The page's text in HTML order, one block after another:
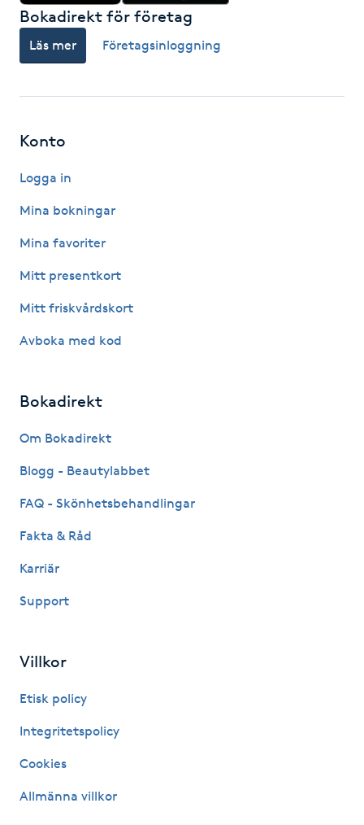
HIFU
Hollywood Peel
Hot yoga
Huduppstramning
Hudvård
Hyaluronsyra
Hårborttagning
Hårförlängning
Hårvård
Hälsa
Hälsprickor
Idrottsmassage
Bokadirekt för företag
Läs mer Företagsinloggning
Konto
Logga in
Mina bokningar
Mina favoriter
Mitt presentkort
Mitt friskvårdskort
Avboka med kod
Bokadirekt
Om Bokadirekt
Blogg - Beautylabbet
FAQ - Skönhetsbehandlingar
Fakta & Råd
Karriär
Support
Villkor
Etisk policy
Integritetspolicy
Cookies
Allmänna villkor